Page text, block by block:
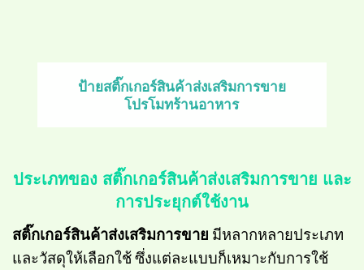
ป้ายสติ๊กเกอร์สินค้าส่งเสริมการขาย
โปรโมทร้านอาหาร
ประเภทของ สติ๊กเกอร์สินค้าส่งเสริมการขาย และ
การประยุกต์ใช้งาน
สติ๊กเกอร์สินค้าส่งเสริมการขาย มีหลากหลายประเภท
และวัสดุให้เลือกใช้ ซึ่งแต่ละแบบก็เหมาะกับการใช้